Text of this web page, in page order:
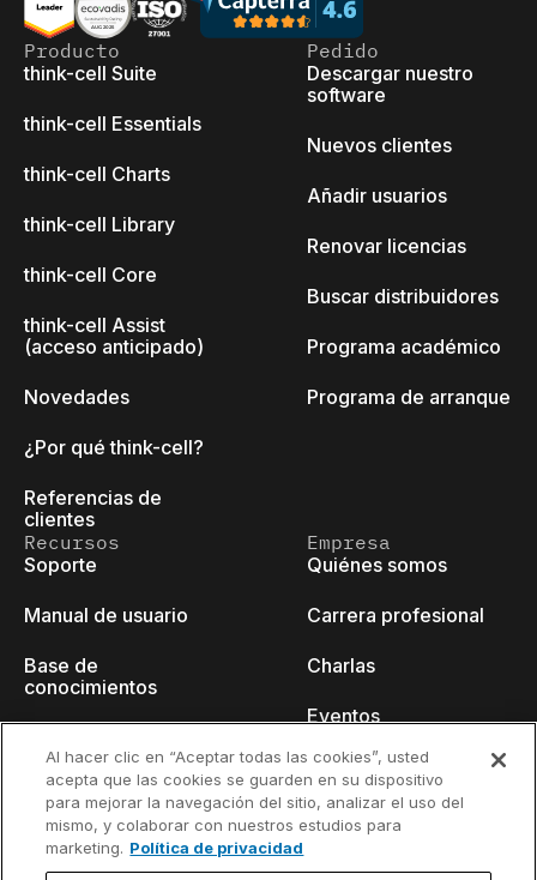
Producto
think-cell Suite
think-cell Essentials
think-cell Charts
think-cell Library
think-cell Core
think-cell Assist
(acceso anticipado)
Novedades
¿Por qué think-cell?
Referencias de
clientes
Pedido
Descargar nuestro
software
Nuevos clientes
Añadir usuarios
Renovar licencias
Buscar distribuidores
Programa académico
Programa de arranque
Recursos
Soporte
Manual de usuario
Base de
conocimientos
Tutoriales en vídeo
Centro de contenido
Empresa
Quiénes somos
Carrera profesional
Charlas
Eventos
Blog para
desarrolladores
Contacto
Al hacer clic en “Aceptar todas las cookies”, usted
acepta que las cookies se guarden en su dispositivo
para mejorar la navegación del sitio, analizar el uso del
mismo, y colaborar con nuestros estudios para
marketing. Política de privacidad